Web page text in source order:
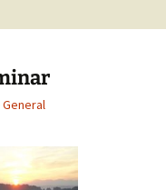
General